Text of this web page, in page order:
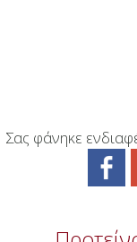
Σας φάνηκε